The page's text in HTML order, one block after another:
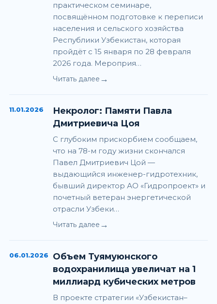
практическом семинаре,
посвящённом подготовке к переписи
населения и сельского хозяйства
Республики Узбекистан, которая
пройдёт с 15 января по 28 февраля
2026 года. Мероприя…
Читать далее →
11.01.2026
Некролог: Памяти Павла
Дмитриевича Цоя
С глубоким прискорбием сообщаем,
что на 78-м году жизни скончался
Павел Дмитриевич Цой —
выдающийся инженер-гидротехник,
бывший директор АО «Гидропроект» и
почетный ветеран энергетической
отрасли Узбеки…
Читать далее →
06.01.2026
Объем Туямуюнского
водохранилища увеличат на 1
миллиард кубических метров
В проекте стратегии «Узбекистан–